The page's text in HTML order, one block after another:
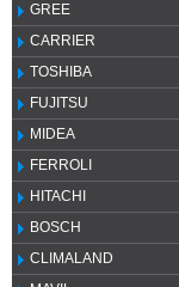
GREE
CARRIER
TOSHIBA
FUJITSU
MIDEA
FERROLI
HITACHI
BOSCH
CLIMALAND